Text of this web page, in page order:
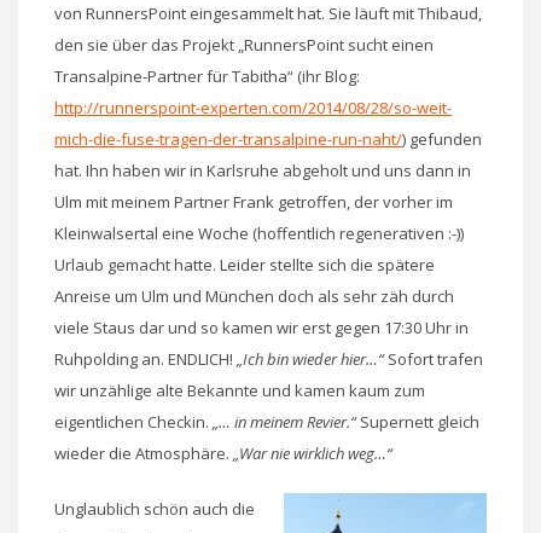
von RunnersPoint eingesammelt hat. Sie läuft mit Thibaud,
den sie über das Projekt „RunnersPoint sucht einen
Transalpine-Partner für Tabitha“ (ihr Blog:
http://runnerspoint-experten.com/2014/08/28/so-weit-
mich-die-fuse-tragen-der-transalpine-run-naht/) gefunden
hat. Ihn haben wir in Karlsruhe abgeholt und uns dann in
Ulm mit meinem Partner Frank getroffen, der vorher im
Kleinwalsertal eine Woche (hoffentlich regenerativen :-))
Urlaub gemacht hatte. Leider stellte sich die spätere
Anreise um Ulm und München doch als sehr zäh durch
viele Staus dar und so kamen wir erst gegen 17:30 Uhr in
Ruhpolding an. ENDLICH! „Ich bin wieder hier…“Sofort trafen
wir unzählige alte Bekannte und kamen kaum zum
eigentlichen Checkin. „… in meinem Revier.“Supernett gleich
wieder die Atmosphäre. „War nie wirklich weg…“
Unglaublich schön auch die